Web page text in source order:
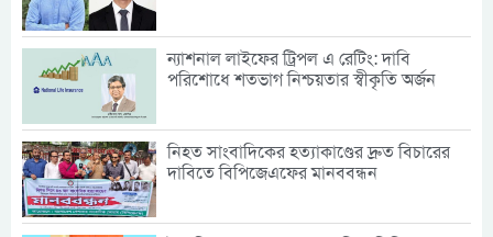
ন্যাশনাল লাইফের ট্রিপল এ রেটিং: দাবি
পরিশোধে শতভাগ নিশ্চয়তার স্বীকৃতি অর্জন
নিহত সাংবাদিকের হত্যাকাণ্ডের দ্রুত বিচারের
দাবিতে বিপিজেএফের মানববন্ধন